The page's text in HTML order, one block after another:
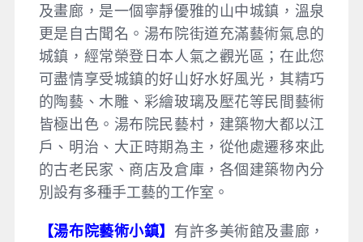
及畫廊，是一個寧靜優雅的山中城鎮，溫泉
更是自古聞名。湯布院街道充滿藝術氣息的
城鎮，經常榮登日本人氣之觀光區；在此您
可盡情享受城鎮的好山好水好風光，其精巧
的陶藝、木雕、彩繪玻璃及壓花等民間藝術
皆極出色。湯布院民藝村，建築物大都以江
戶、明治、大正時期為主，從他處遷移來此
的古老民家、商店及倉庫，各個建築物內分
別設有多種手工藝的工作室。
【湯布院藝術小鎮】 有許多美術館及畫廊，